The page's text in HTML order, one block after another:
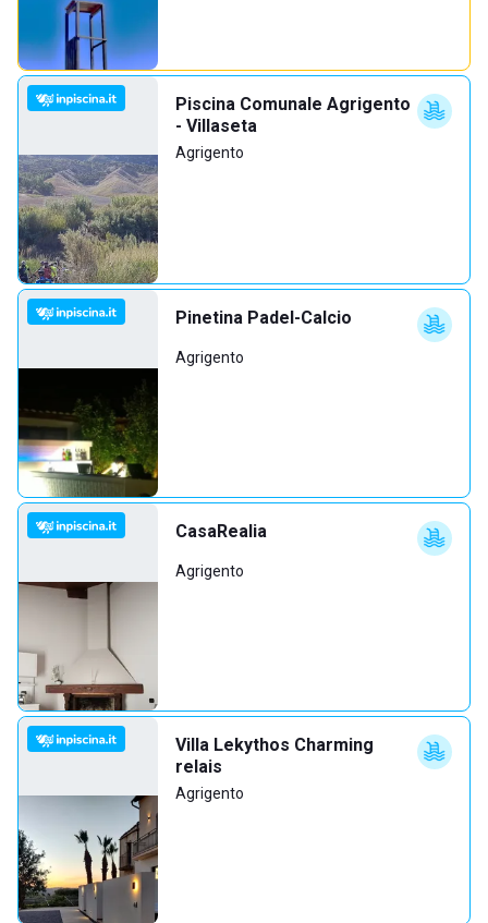
Piscina Comunale Agrigento
- Villaseta
Agrigento
Pinetina Padel-Calcio
Agrigento
CasaRealia
Agrigento
Villa Lekythos Charming
relais
Agrigento